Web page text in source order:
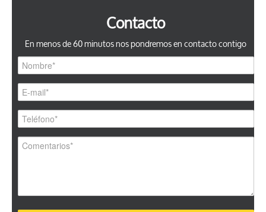
Contacto
En menos de 60 minutos nos pondremos en contacto contigo